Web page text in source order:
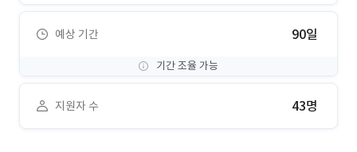
예상 기간 90일
기간 조율 가능
지원자 수 43명